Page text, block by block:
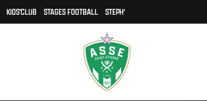
KIDS'CLUB STAGES FOOTBALL STEPH'